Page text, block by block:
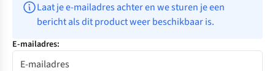
Laat je e-mailadres achter en we sturen je een
bericht als dit product weer beschikbaar is.
E-mailadres: